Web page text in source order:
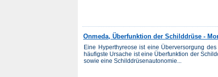
Onmeda, Überfunktion der Schilddrüse -
Eine Hyperthyreose ist eine Überversorgung
häufigste Ursache ist eine Überfunktion der
sowie eine Schilddrüsenautonomie...